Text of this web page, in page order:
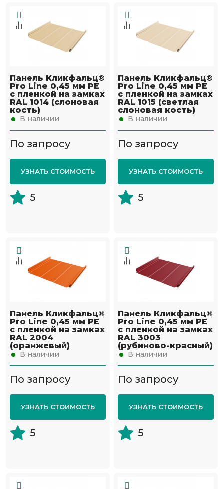
Панель Кликфальц®
Pro Line 0,45 мм PE
с пленкой на замках
RAL 1014 (слоновая
кость)
В наличии
По запросу
УЗНАТЬ СТОИМОСТЬ
5
Панель Кликфальц®
Pro Line 0,45 мм PE
с пленкой на замках
RAL 1015 (светлая
слоновая кость)
В наличии
По запросу
УЗНАТЬ СТОИМОСТЬ
5
Панель Кликфальц®
Pro Line 0,45 мм PE
с пленкой на замках
RAL 2004
(оранжевый)
В наличии
По запросу
УЗНАТЬ СТОИМОСТЬ
5
Панель Кликфальц®
Pro Line 0,45 мм PE
с пленкой на замках
RAL 3003
(рубиново-красный)
В наличии
По запросу
УЗНАТЬ СТОИМОСТЬ
5